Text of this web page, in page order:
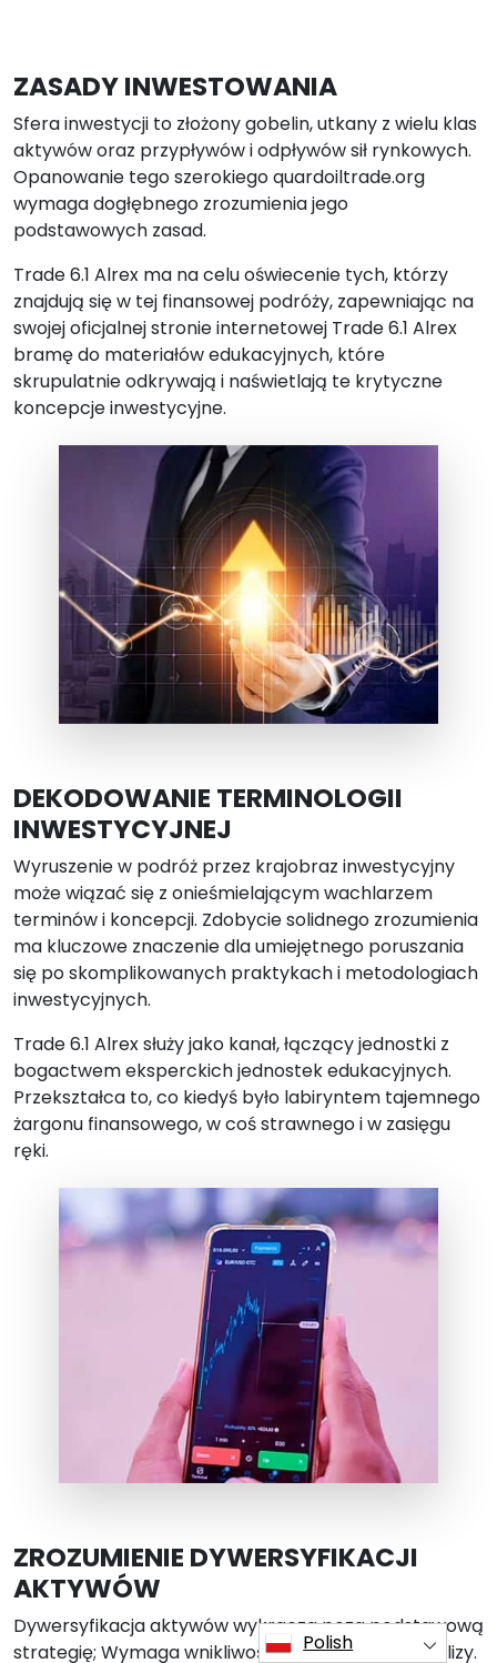
ZASADY INWESTOWANIA
Sfera inwestycji to złożony gobelin, utkany z wielu klas
aktywów oraz przypływów i odpływów sił rynkowych.
Opanowanie tego szerokiego quardoiltrade.org
wymaga dogłębnego zrozumienia jego
podstawowych zasad.
Trade 6.1 Alrex ma na celu oświecenie tych, którzy
znajdują się w tej finansowej podróży, zapewniając na
swojej oficjalnej stronie internetowej Trade 6.1 Alrex
bramę do materiałów edukacyjnych, które
skrupulatnie odkrywają i naświetlają te krytyczne
koncepcje inwestycyjne.
DEKODOWANIE TERMINOLOGII
INWESTYCYJNEJ
Wyruszenie w podróż przez krajobraz inwestycyjny
może wiązać się z onieśmielającym wachlarzem
terminów i koncepcji. Zdobycie solidnego zrozumienia
ma kluczowe znaczenie dla umiejętnego poruszania
się po skomplikowanych praktykach i metodologiach
inwestycyjnych.
Trade 6.1 Alrex służy jako kanał, łączący jednostki z
bogactwem eksperckich jednostek edukacyjnych.
Przekształca to, co kiedyś było labiryntem tajemnego
żargonu finansowego, w coś strawnego i w zasięgu
ręki.
ZROZUMIENIE DYWERSYFIKACJI
AKTYWÓW
Dywersyfikacja aktywów wykracza poza podstawową
strategię; Wymaga wnikliwości i przemyślanej analizy.
Polish